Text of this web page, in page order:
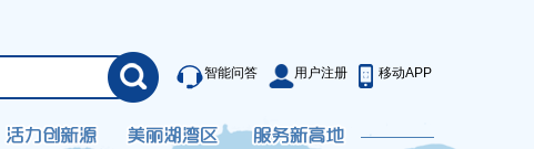
智能问答 用户注册 移动APP